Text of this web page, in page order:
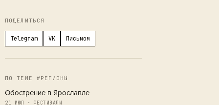
ПОДЕЛИТЬСЯ
Telegram VK Письмом
ПО ТЕМЕ #РЕГИОНЫ
Обострение в Ярославле
21 ИЮЛ · ФЕСТИВАЛИ